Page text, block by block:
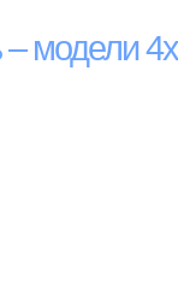
– модели